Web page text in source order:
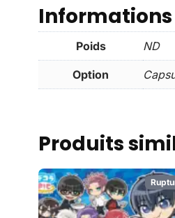
Poids ND
Option
Produits